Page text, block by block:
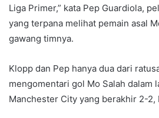
Liga Primer,” kata Pep Guardiola,
yang terpana melihat pemain asal
gawang timnya.
Klopp dan Pep hanya dua dari
mengomentari gol Mo Salah dalam
Manchester City yang berakhir 2-2,